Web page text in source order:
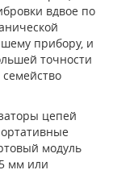
вдвое по
прибору, и
точности
цепей
модуль
мм или